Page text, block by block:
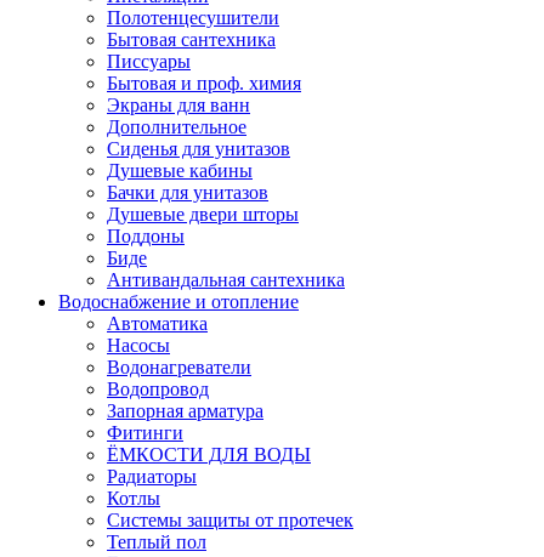
Полотенцесушители
Бытовая сантехника
Писсуары
Бытовая и проф. химия
Экраны для ванн
Дополнительное
Сиденья для унитазов
Душевые кабины
Бачки для унитазов
Душевые двери шторы
Поддоны
Биде
Антивандальная сантехника
Водоснабжение и отопление
Автоматика
Насосы
Водонагреватели
Водопровод
Запорная арматура
Фитинги
ЁМКОСТИ ДЛЯ ВОДЫ
Радиаторы
Котлы
Системы защиты от протечек
Теплый пол